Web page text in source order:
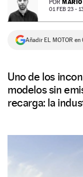
NEWSLETTER
SÍGUENOS
POR
01 FEB 23 -
Añadir EL MOTOR en
Uno de los
modelos sin
recarga: la